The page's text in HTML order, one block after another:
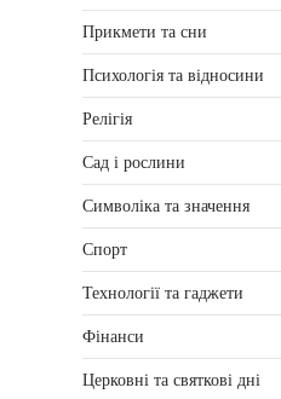
Прикмети та сни
Психологія та відносини
Релігія
Сад і рослини
Символіка та значення
Спорт
Технології та гаджети
Фінанси
Церковні та святкові дні